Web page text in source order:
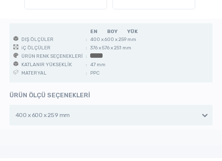
EN BOY
YÜK
DIŞ ÖLÇÜLER
: 400 x 600 x 259 mm
iÇ ÖLÇÜLER
: 376 x 576 x 251 mm
ÜRÜN RENK SEÇENEKLERİ :
KATLANIR YÜKSEKLİK
: 47 mm
MATERYAL
: PPC
ÜRÜN ÖLÇÜ SEÇENEKLERİ
400 x 600 x 259 mm